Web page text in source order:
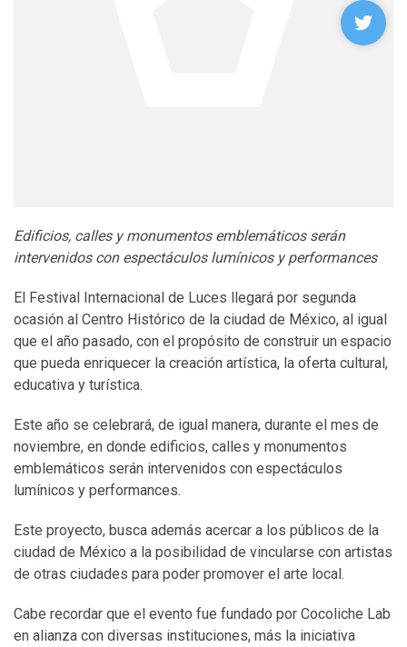
Edificios, calles y monumentos emblemáticos serán
intervenidos con espectáculos lumínicos y performances
El Festival Internacional de Luces llegará por segunda
ocasión al Centro Histórico de la ciudad de México, al igual
que el año pasado, con el propósito de construir un espacio
que pueda enriquecer la creación artística, la oferta cultural,
educativa y turística.
Este año se celebrará, de igual manera, durante el mes de
noviembre, en donde edificios, calles y monumentos
emblemáticos serán intervenidos con espectáculos
lumínicos y performances.
Este proyecto, busca además acercar a los públicos de la
ciudad de México a la posibilidad de vincularse con artistas
de otras ciudades para poder promover el arte local.
Cabe recordar que el evento fue fundado por Cocoliche Lab
en alianza con diversas instituciones, más la iniciativa